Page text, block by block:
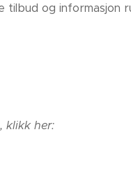
tilbud og informasjon
klikk her: